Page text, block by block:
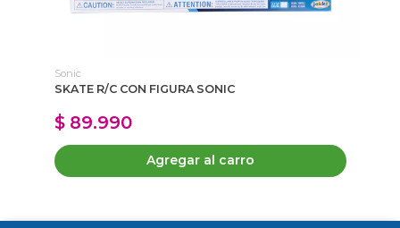
Sonic
SKATE R/C CON FIGURA SONIC
$ 89.990
Agregar al carro